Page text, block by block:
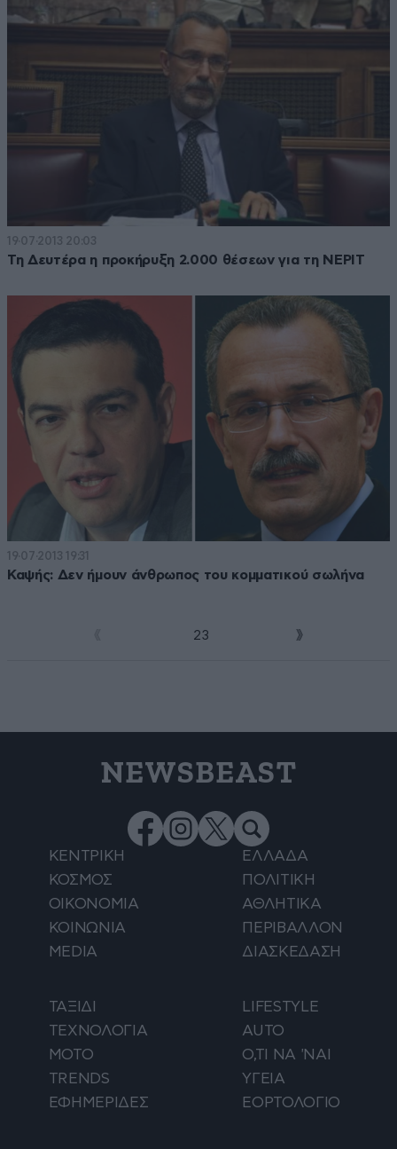
19·07·2013 20:03
Τη Δευτέρα η προκήρυξη 2.000 θέσεων για τη ΝΕΡΙΤ
19·07·2013 19:31
Καψής: Δεν ήμουν άνθρωπος του κομματικού σωλήνα
23
NEWSBEAST
ΚΕΝΤΡΙΚΗ
ΕΛΛΑΔΑ
ΚΟΣΜΟΣ
ΠΟΛΙΤΙΚΗ
ΟΙΚΟΝΟΜΙΑ
ΑΘΛΗΤΙΚΑ
ΚΟΙΝΩΝΙΑ
ΠΕΡΙΒΑΛΛΟΝ
MEDIA
ΔΙΑΣΚΕΔΑΣΗ
ΤΑΞΙΔΙ
LIFESTYLE
ΤΕΧΝΟΛΟΓΙΑ
AUTO
ΜΟΤΟ
Ο,ΤΙ ΝΑ 'ΝΑΙ
TRENDS
ΥΓΕΙΑ
ΕΦΗΜΕΡΙΔΕΣ
ΕΟΡΤΟΛΟΓΙΟ